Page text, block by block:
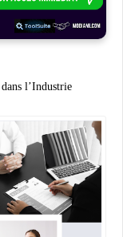
l’Industrie